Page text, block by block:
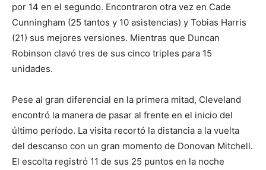
por 14 en el segundo. Encontraron otra vez en Cade
Cunningham (25 tantos y 10 asistencias) y Tobias Harris
(21) sus mejores versiones. Mientras que Duncan
Robinson clavó tres de sus cinco triples para 15
unidades.
Pese al gran diferencial en la primera mitad, Cleveland
encontró la manera de pasar al frente en el inicio del
último período. La visita recortó la distancia a la vuelta
del descanso con un gran momento de Donovan Mitchell.
El escolta registró 11 de sus 25 puntos en la noche